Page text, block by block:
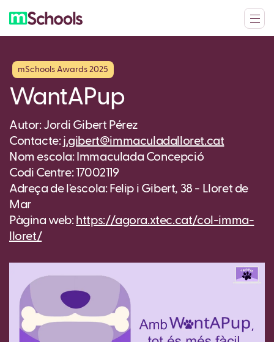
mSchools Awards 2025
WantAPup
Autor: Jordi Gibert Pérez
Contacte: j.gibert@immaculadalloret.cat
Nom escola: Immaculada Concepció
Codi Centre: 17002119
Adreça de l'escola: Felip i Gibert, 38 - Lloret de
Mar
Pàgina web: https://agora.xtec.cat/col-imma-
lloret/